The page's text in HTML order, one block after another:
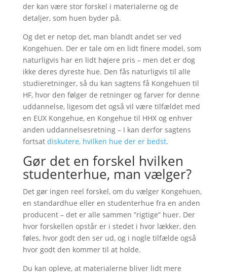
der kan være stor forskel i materialerne og de
detaljer, som huen byder på.
Og det er netop det, man blandt andet ser ved
Kongehuen. Der er tale om en lidt finere model, som
naturligvis har en lidt højere pris – men det er dog
ikke deres dyreste hue. Den fås naturligvis til alle
studieretninger, så du kan sagtens få Kongehuen til
HF, hvor den følger de retninger og farver for denne
uddannelse, ligesom det også vil være tilfældet med
en EUX Kongehue, en Kongehue til HHX og enhver
anden uddannelsesretning – I kan derfor sagtens
fortsat diskutere, hvilken hue der er bedst.
Gør det en forskel hvilken
studenterhue, man vælger?
Det gør ingen reel forskel, om du vælger Kongehuen,
en standardhue eller en studenterhue fra en anden
producent – det er alle sammen ”rigtige” huer. Der
hvor forskellen opstår er i stedet i hvor lækker, den
føles, hvor godt den ser ud, og i nogle tilfælde også
hvor godt den kommer til at holde.
Du kan opleve, at materialerne bliver lidt mere